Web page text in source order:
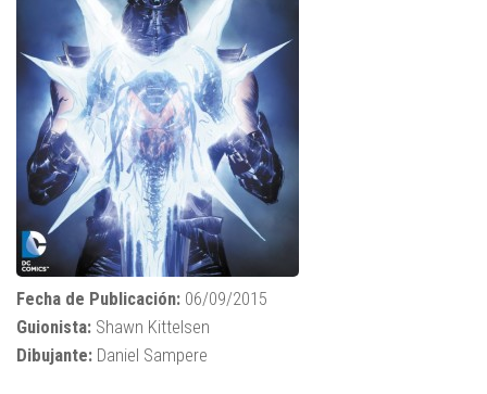
Fecha de Publicación: 06/09/2015
Guionista: Shawn Kittelsen
Dibujante: Daniel Sampere